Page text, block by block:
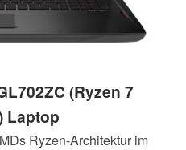
(Ryzen 7
Laptop
Ryzen-Architektur im